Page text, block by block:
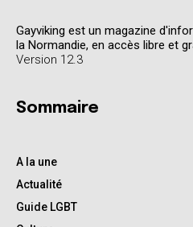
Gayviking est un magazine
la Normandie, en accès libre et
Version 12.3
Sommaire
A la une
Actualité
Guide LGBT